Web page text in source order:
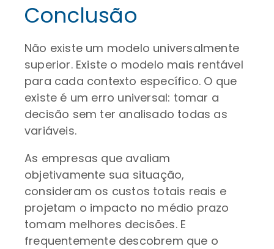
Conclusão
Não existe um modelo universalmente
superior. Existe o modelo mais rentável
para cada contexto específico. O que
existe é um erro universal: tomar a
decisão sem ter analisado todas as
variáveis.
As empresas que avaliam
objetivamente sua situação,
consideram os custos totais reais e
projetam o impacto no médio prazo
tomam melhores decisões. E
frequentemente descobrem que o